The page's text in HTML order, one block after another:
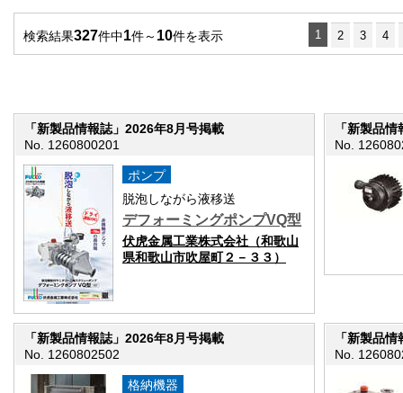
検索結果327件中1件～ 10件を表示 1 2 3 4
「新製品情報誌」2026年8月号掲載
No. 1260800201
ポンプ
脱泡しながら液移送
デフォーミングポンプVQ型
伏虎金属工業株式会社（和歌山
県和歌山市吹屋町２－３３）
「新製品
No.
「新製品情報誌」2026年8月号掲載
No. 1260802502
格納機器
「新製品
No.